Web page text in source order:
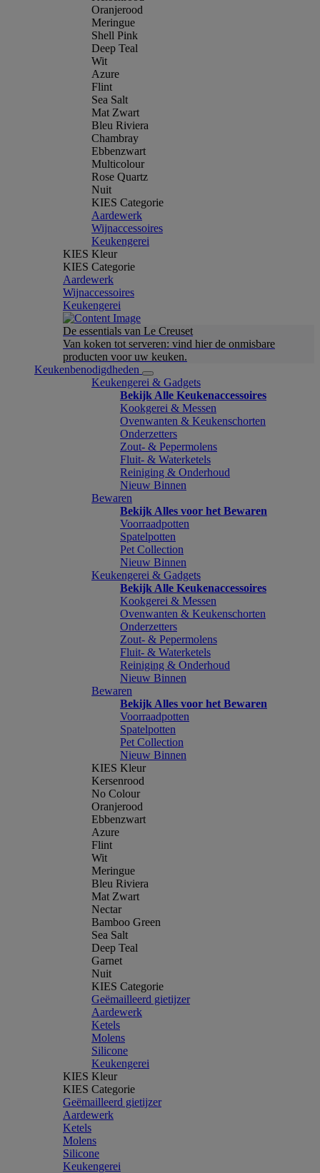
Oranjerood
Meringue
Shell Pink
Deep Teal
Wit
Azure
Flint
Sea Salt
Mat Zwart
Bleu Riviera
Chambray
Ebbenzwart
Multicolour
Rose Quartz
Nuit
KIES Categorie
Aardewerk
Wijnaccessoires
Keukengerei
KIES Kleur
KIES Categorie
Aardewerk
Wijnaccessoires
Keukengerei
De essentials van Le Creuset
Van koken tot serveren: vind hier de onmisbare
producten voor uw keuken.
Keukenbenodigdheden
Keukengerei & Gadgets
Bekijk Alle Keukenaccessoires
Kookgerei & Messen
Ovenwanten & Keukenschorten
Onderzetters
Zout- & Pepermolens
Fluit- & Waterketels
Reiniging & Onderhoud
Nieuw Binnen
Bewaren
Bekijk Alles voor het Bewaren
Voorraadpotten
Spatelpotten
Pet Collection
Nieuw Binnen
Keukengerei & Gadgets
Bekijk Alle Keukenaccessoires
Kookgerei & Messen
Ovenwanten & Keukenschorten
Onderzetters
Zout- & Pepermolens
Fluit- & Waterketels
Reiniging & Onderhoud
Nieuw Binnen
Bewaren
Bekijk Alles voor het Bewaren
Voorraadpotten
Spatelpotten
Pet Collection
Nieuw Binnen
KIES Kleur
Kersenrood
No Colour
Oranjerood
Ebbenzwart
Azure
Flint
Wit
Meringue
Bleu Riviera
Mat Zwart
Nectar
Bamboo Green
Sea Salt
Deep Teal
Garnet
Nuit
KIES Categorie
Geëmailleerd gietijzer
Aardewerk
Ketels
Molens
Silicone
Keukengerei
KIES Kleur
KIES Categorie
Geëmailleerd gietijzer
Aardewerk
Ketels
Molens
Silicone
Keukengerei